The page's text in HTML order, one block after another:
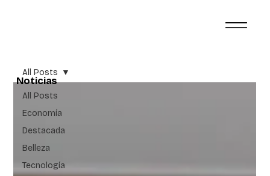
All Posts
Economía
Destacada
Belleza
Tecnología
All Posts
Noticias